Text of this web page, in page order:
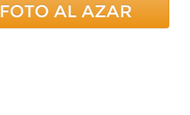
FOTO AL AZAR